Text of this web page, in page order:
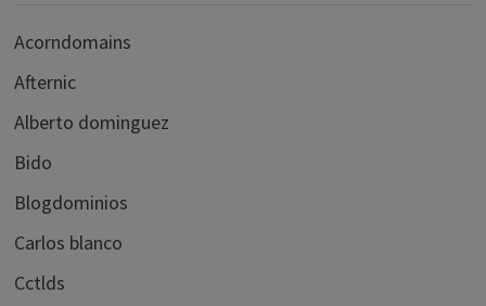
Acorndomains
Afternic
Alberto dominguez
Bido
Blogdominios
Carlos blanco
Cctlds